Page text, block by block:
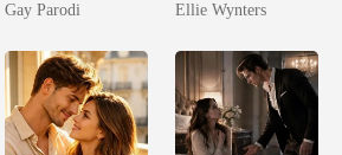
Veja-me Brilhar
Gay Parodi Ellie Wynters